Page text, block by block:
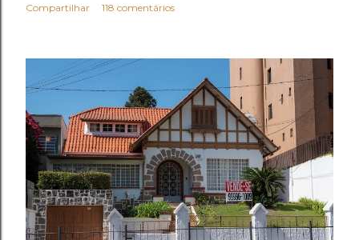
Compartilhar 118 comentários